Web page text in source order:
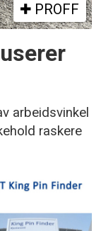
PROFF
arbeidsvinkel
raskere